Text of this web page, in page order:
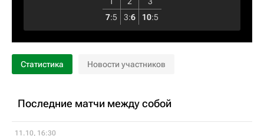
7:5 3:6 10:5
Статистика Новости участников
Последние матчи между собой
11.10, 16:30